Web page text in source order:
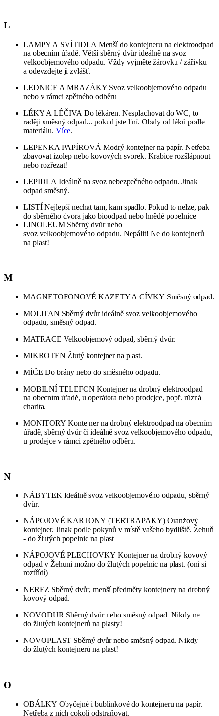
L
LAMPY A SVÍTIDLA Menší do kontejneru na elektroodpad
na obecním úřadě. Větší sběrný dvůr ideálně na svoz
velkoobjemového odpadu. Vždy vyjměte žárovku / zářivku
a odevzdejte ji zvlášť.
LEDNICE A MRAZÁKY Svoz velkoobjemového odpadu
nebo v rámci zpětného odběru
LÉKY A LÉČIVA Do lékáren. Nesplachovat do WC, to
raději směsný odpad... pokud jste líní. Obaly od léků podle
materiálu. Více.
LEPENKA PAPÍROVÁ Modrý kontejner na papír. Netřeba
zbavovat izolep nebo kovových svorek. Krabice rozšlápnout
nebo rozřezat!
LEPIDLA Ideálně na svoz nebezpečného odpadu. Jinak
odpad směsný.
LISTÍ Nejlepší nechat tam, kam spadlo. Pokud to nelze, pak
do sběrného dvora jako bioodpad nebo hnědé popelnice
LINOLEUM Sběrný dvůr nebo
svoz velkoobjemového odpadu. Nepálit! Ne do kontejnerů
na plast!
M
MAGNETOFONOVÉ KAZETY A CÍVKY Směsný odpad.
MOLITAN Sběrný dvůr ideálně svoz velkoobjemového
odpadu, směsný odpad.
MATRACE Velkoobjemový odpad, sběrný dvůr.
MIKROTEN Žlutý kontejner na plast.
MÍČE Do brány nebo do směsného odpadu.
MOBILNÍ TELEFON Kontejner na drobný elektroodpad
na obecním úřadě, u operátora nebo prodejce, popř. různá
charita.
MONITORY Kontejner na drobný elektroodpad na obecním
úřadě, sběrný dvůr či ideálně svoz velkoobjemového odpadu,
u prodejce v rámci zpětného odběru.
N
NÁBYTEK Ideálně svoz velkoobjemového odpadu, sběrný
dvůr.
NÁPOJOVÉ KARTONY (TERTRAPAKY) Oranžový
kontejner. Jinak podle pokynů v místě vašeho bydliště. Žehuň
- do žlutých popelnic na plast
NÁPOJOVÉ PLECHOVKY Kontejner na drobný kovový
odpad v Žehuni možno do žlutých popelnic na plast. (oni si
roztřídí)
NEREZ Sběrný dvůr, menší předměty kontejnery na drobný
kovový odpad.
NOVODUR Sběrný dvůr nebo směsný odpad. Nikdy ne
do žlutých kontejnerů na plasty!
NOVOPLAST Sběrný dvůr nebo směsný odpad. Nikdy
do žlutých kontejnerů na plast!
O
OBÁLKY Obyčejné i bublinkové do kontejneru na papír.
Netřeba z nich cokoli odstraňovat.